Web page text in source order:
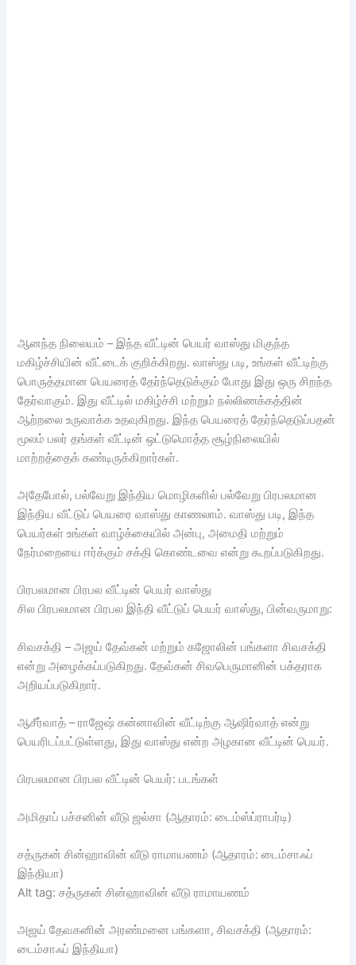
ஆனந்த நிலையம் – இந்த வீட்டின் பெயர் வாஸ்து மிகுந்த
மகிழ்ச்சியின் வீட்டைக் குறிக்கிறது. வாஸ்து படி, உங்கள் வீட்டிற்கு
பொருத்தமான பெயரைத் தேர்ந்தெடுக்கும் போது இது ஒரு சிறந்த
தேர்வாகும். இது வீட்டில் மகிழ்ச்சி மற்றும் நல்லிணக்கத்தின்
ஆற்றலை உருவாக்க உதவுகிறது. இந்த பெயரைத் தேர்ந்தெடுப்பதன்
மூலம் பலர் தங்கள் வீட்டின் ஒட்டுமொத்த சூழ்நிலையில்
மாற்றத்தைக் கண்டிருக்கிறார்கள்.
அதேபோல், பல்வேறு இந்திய மொழிகளில் பல்வேறு பிரபலமான
இந்திய வீட்டுப் பெயரை வாஸ்து காணலாம். வாஸ்து படி, இந்த
பெயர்கள் உங்கள் வாழ்க்கையில் அன்பு, அமைதி மற்றும்
நேர்மறையை ஈர்க்கும் சக்தி கொண்டவை என்று கூறப்படுகிறது.
பிரபலமான பிரபல வீட்டின் பெயர் வாஸ்து
சில பிரபலமான பிரபல இந்தி வீட்டுப் பெயர் வாஸ்து, பின்வருமாறு:
சிவசக்தி – அஜய் தேவ்கன் மற்றும் கஜோலின் பங்களா சிவசக்தி
என்று அழைக்கப்படுகிறது. தேவ்கன் சிவபெருமானின் பக்தராக
அறியப்படுகிறார்.
ஆசீர்வாத் – ராஜேஷ் கன்னாவின் வீட்டிற்கு ஆஷிர்வாத் என்று
பெயரிடப்பட்டுள்ளது, இது வாஸ்து என்ற அழகான வீட்டின் பெயர்.
பிரபலமான பிரபல வீட்டின் பெயர்: படங்கள்
அமிதாப் பச்சனின் வீடு ஜல்சா (ஆதாரம்: டைம்ஸ்ப்ராபர்டி)
சத்ருகன் சின்ஹாவின் வீடு ராமாயணம் (ஆதாரம்: டைம்சாஃப்
இந்தியா)
Alt tag: சத்ருகன் சின்ஹாவின் வீடு ராமாயணம்
அஜய் தேவகனின் அரண்மனை பங்களா, சிவசக்தி (ஆதாரம்:
டைம்சாஃப் இந்தியா)